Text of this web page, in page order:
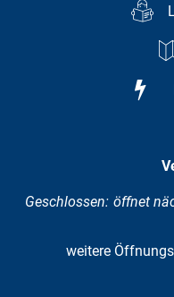
Klicken, um weitere
Geschlossen: öffnet
weitere